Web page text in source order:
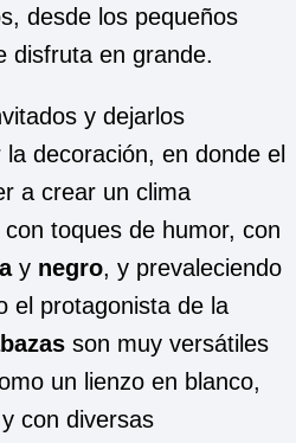
desde los pequeños
disfruta en grande.
y dejarlos
decoración, en donde el
a crear un clima
toques de humor, con
y negro, y prevaleciendo
el protagonista de la
son muy versátiles
un lienzo en blanco,
con diversas